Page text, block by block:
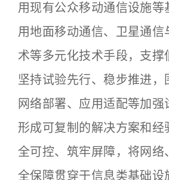
用现有公众移动通信设施等
用地面移动通信、卫星通信
术等多元化技术手段，支撑
坚持试验先行、稳步推进，
网络部署、应用适配等加强
形成可复制的解决方案和经
全可控、筑牢屏障，将网络
全保障贯穿于信息类基础设